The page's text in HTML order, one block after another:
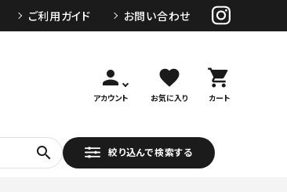
ご利用ガイド お問い合わせ
person
アカウント
favorite
お気に入り
shopping_cart
カート
search 絞り込んで検索する